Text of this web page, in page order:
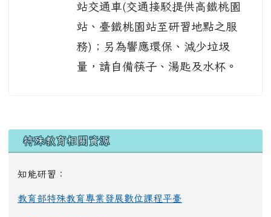
站交通車(交通接駁提供高鐵桃園
站、臺鐵桃園站至研習地點之服
務)；另為響應環保、減少垃圾
量，請自備筷子、湯匙及水杯。
左邊區域內容
特殊教育相關資源
知能研習：
教育部特殊教育專業發展數位課程平臺